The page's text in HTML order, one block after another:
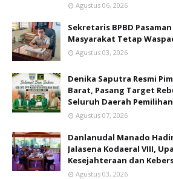
Agustus 06, 2026
Sekretaris BPBD
Masyarakat Tetap
Agustus 03, 2026
Denika Saputra Resmi
Barat, Pasang Target
Seluruh Daerah Pemilihan
Agustus 07, 2026
Danlanudal Manado
Jalasena Kodaeral VIII,
Kesejahteraan dan
Agustus 03, 2026